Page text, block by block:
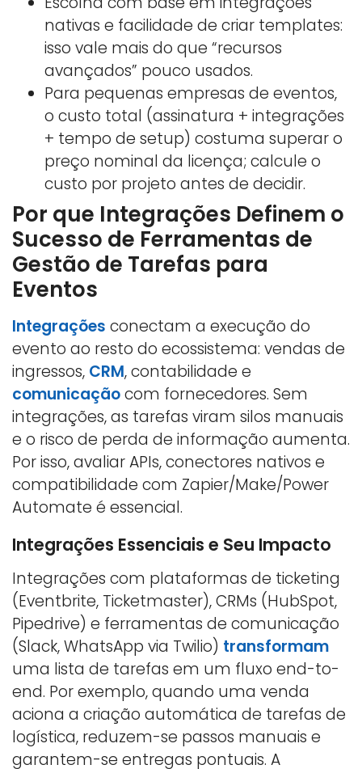
nativas e facilidade de criar templates:
isso vale mais do que “recursos
avançados” pouco usados.
Para pequenas empresas de eventos,
o custo total (assinatura + integrações
+ tempo de setup) costuma superar o
preço nominal da licença; calcule o
custo por projeto antes de decidir.
Por que Integrações Definem o
Sucesso de Ferramentas de
Gestão de Tarefas para
Eventos
Integrações conectam a execução do
evento ao resto do ecossistema: vendas de
ingressos, CRM, contabilidade e
comunicaçãocom fornecedores. Sem
integrações, as tarefas viram silos manuais
e o risco de perda de informação aumenta.
Por isso, avaliar APIs, conectores nativos e
compatibilidade com Zapier/Make/Power
Automate é essencial.
Integrações Essenciais e Seu Impacto
Integrações com plataformas de ticketing
(Eventbrite, Ticketmaster), CRMs (HubSpot,
Pipedrive) e ferramentas de comunicação
(Slack, WhatsApp via Twilio) transformam
uma lista de tarefas em um fluxo end-to-
end. Por exemplo, quando uma venda
aciona a criação automática de tarefas de
logística, reduzem-se passos manuais e
garantem-se entregas pontuais. A